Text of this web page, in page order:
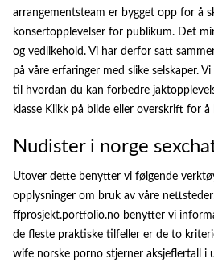
arrangementsteam er bygget opp for å
konsertopplevelser for publikum. Det
og vedlikehold. Vi har derfor satt
på våre erfaringer med slike selskaper.
til hvordan du kan forbedre
klasse Klikk på bilde eller overskrift for
Nudister i norge
Utover dette benytter vi følgende
opplysninger om bruk av våre
ffprosjekt.portfolio.no benytter vi
de fleste praktiske tilfeller er de to
wife norske porno stjerner aksjeflertall i